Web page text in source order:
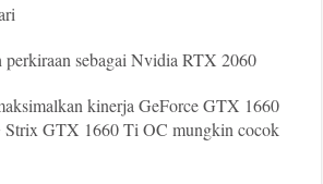
perkiraan sebagai Nvidia RTX 2060
kinerja GeForce GTX 1660
GTX 1660 Ti OC mungkin cocok